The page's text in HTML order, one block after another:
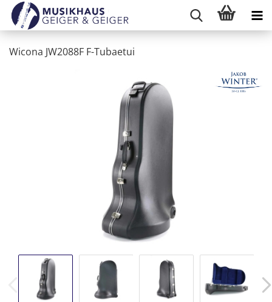
Wicona JW2088F F-Tubaetui